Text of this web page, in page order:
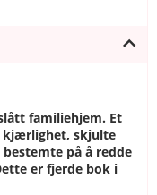
familiehjem. Et
kjærlighet, skjulte
på å redde
er fjerde bok i